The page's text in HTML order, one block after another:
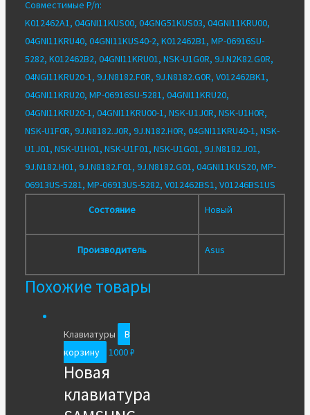
Совместимые P/n:
K012462A1, 04GNI11KUS00, 04GNG51KUS03, 04GNI11KRU00,
04GNI11KRU40, 04GNI11KUS40-2, K012462B1, MP-06916SU-
5282, K012462B2, 04GNI11KRU01, NSK-U1G0R, 9J.N2K82.G0R,
04NGI11KRU20-1, 9J.N8182.F0R, 9J.N8182.G0R, V012462BK1,
04GNI11KRU20, MP-06916SU-5281, 04GNI11KRU20,
04GNI11KRU20-1, 04GNI11KRU00-1, NSK-U1J0R, NSK-U1H0R,
NSK-U1F0R, 9J.N8182.J0R, 9J.N182.H0R, 04GNI11KRU40-1, NSK-
U1J01, NSK-U1H01, NSK-U1F01, NSK-U1G01, 9J.N8182.J01,
9J.N182.H01, 9J.N8182.F01, 9J.N8182.G01, 04GNI11KUS20, MP-
06913US-5281, MP-06913US-5282, V012462BS1, V01246BS1US
Состояние
Новый
Производитель Asus
Похожие товары
Клавиатуры
В
корзину
1000₽
Новая
клавиатура